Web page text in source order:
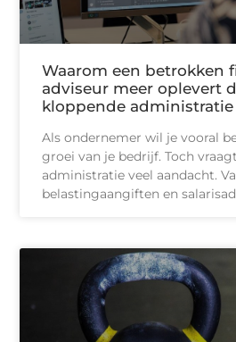
Waarom een betrokken
adviseur meer oplevert
kloppende administratie
Als ondernemer wil je vooral
groei van je bedrijf. Toch
administratie veel aandacht.
belastingaangiften en